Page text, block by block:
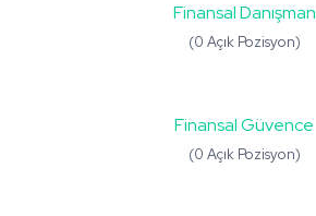
Finansal Danışman
(0 Açık Pozisyon)
Finansal Güvence
(0 Açık Pozisyon)